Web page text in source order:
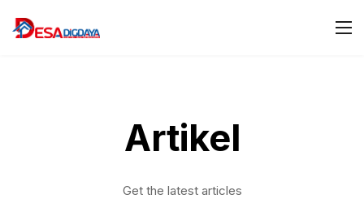
Artikel
Get the latest articles